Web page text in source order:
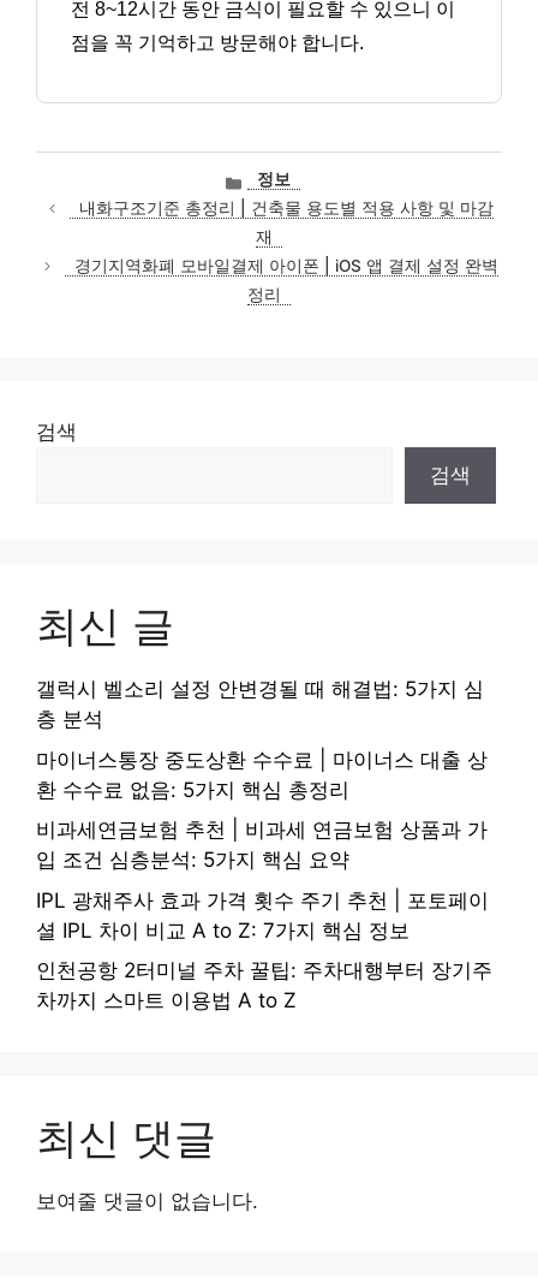
전 8~12시간 동안 금식이 필요할 수 있으니 이
점을 꼭 기억하고 방문해야 합니다.
카
테
고
리
정보
내화구조기준 총정리 | 건축물 용도별 적용 사항 및 마감
재
경기지역화폐 모바일결제 아이폰 | iOS 앱 결제 설정 완벽
정리
검색
검색
최신 글
갤럭시 벨소리 설정 안변경될 때 해결법: 5가지 심
층 분석
마이너스통장 중도상환 수수료 | 마이너스 대출 상
환 수수료 없음: 5가지 핵심 총정리
비과세연금보험 추천 | 비과세 연금보험 상품과 가
입 조건 심층분석: 5가지 핵심 요약
IPL 광채주사 효과 가격 횟수 주기 추천 | 포토페이
셜 IPL 차이 비교 A to Z: 7가지 핵심 정보
인천공항 2터미널 주차 꿀팁: 주차대행부터 장기주
차까지 스마트 이용법 A to Z
최신 댓글
보여줄 댓글이 없습니다.